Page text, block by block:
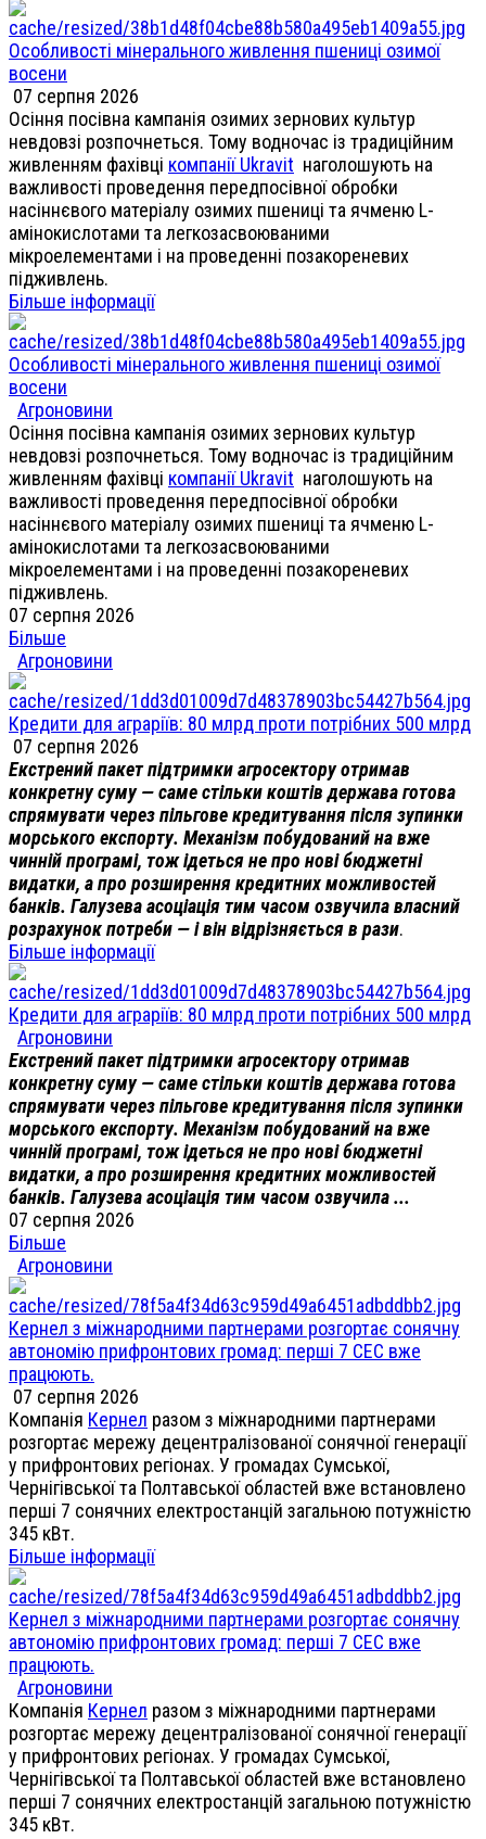
Особливості мінерального живлення пшениці озимої
восени
07 серпня 2026
Осіння посівна кампанія озимих зернових культур
невдовзі розпочнеться. Тому водночас із традиційним
живленням фахівці компанії Ukravit наголошують на
важливості проведення передпосівної обробки
насіннєвого матеріалу озимих пшениці та ячменю L-
амінокислотами та легкозасвоюваними
мікроелементами і на проведенні позакореневих
підживлень.
Більше інформації
Особливості мінерального живлення пшениці озимої
восени
Агроновини
Осіння посівна кампанія озимих зернових культур
невдовзі розпочнеться. Тому водночас із традиційним
живленням фахівці компанії Ukravit наголошують на
важливості проведення передпосівної обробки
насіннєвого матеріалу озимих пшениці та ячменю L-
амінокислотами та легкозасвоюваними
мікроелементами і на проведенні позакореневих
підживлень.
07 серпня 2026
Більше
Агроновини
Кредити для аграріїв: 80 млрд проти потрібних 500 млрд
07 серпня 2026
Екстрений пакет підтримки агросектору отримав
конкретну суму — саме стільки коштів держава готова
спрямувати через пільгове кредитування після зупинки
морського експорту. Механізм побудований на вже
чинній програмі, тож ідеться не про нові бюджетні
видатки, а про розширення кредитних можливостей
банків. Галузева асоціація тим часом озвучила власний
розрахунок потреби — і він відрізняється в рази.
Більше інформації
Кредити для аграріїв: 80 млрд проти потрібних 500 млрд
Агроновини
Екстрений пакет підтримки агросектору отримав
конкретну суму — саме стільки коштів держава готова
спрямувати через пільгове кредитування після зупинки
морського експорту. Механізм побудований на вже
чинній програмі, тож ідеться не про нові бюджетні
видатки, а про розширення кредитних можливостей
банків. Галузева асоціація тим часом озвучила ...
07 серпня 2026
Більше
Агроновини
Кернел з міжнародними партнерами розгортає сонячну
автономію прифронтових громад: перші 7 СЕС вже
працюють.
07 серпня 2026
Компанія Кернел разом з міжнародними партнерами
розгортає мережу децентралізованої сонячної генерації
у прифронтових регіонах. У громадах Сумської,
Чернігівської та Полтавської областей вже встановлено
перші 7 сонячних електростанцій загальною потужністю
345 кВт.
Більше інформації
Кернел з міжнародними партнерами розгортає сонячну
автономію прифронтових громад: перші 7 СЕС вже
працюють.
Агроновини
Компанія Кернел разом з міжнародними партнерами
розгортає мережу децентралізованої сонячної генерації
у прифронтових регіонах. У громадах Сумської,
Чернігівської та Полтавської областей вже встановлено
перші 7 сонячних електростанцій загальною потужністю
345 кВт.